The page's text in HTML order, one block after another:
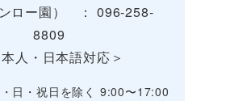
ロー園） ： 096-258-
8809
本人・日本語対応＞
日・祝日を除く 9:00〜17:00